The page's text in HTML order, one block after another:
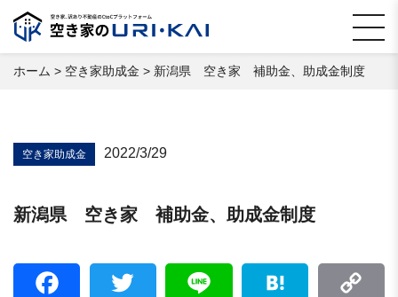
ホーム > 空き家助成金 > 新潟県 空き家 補助金、助成金制度
空き家助成金 2022/3/29
新潟県 空き家 補助金、助成金制度
Facebook Twitter Hatena